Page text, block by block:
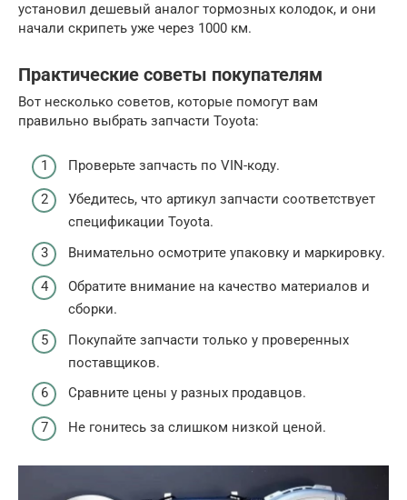
установил дешевый аналог тормозных колодок, и они
начали скрипеть уже через 1000 км.
Практические советы покупателям
Вот несколько советов, которые помогут вам
правильно выбрать запчасти Toyota:
Проверьте запчасть по VIN-коду.
Убедитесь, что артикул запчасти соответствует
спецификации Toyota.
Внимательно осмотрите упаковку и маркировку.
Обратите внимание на качество материалов и
сборки.
Покупайте запчасти только у проверенных
поставщиков.
Сравните цены у разных продавцов.
Не гонитесь за слишком низкой ценой.